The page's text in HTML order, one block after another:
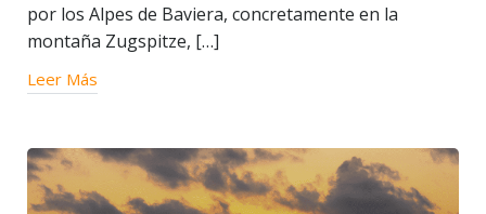
por los Alpes de Baviera, concretamente en la
montaña Zugspitze, […]
Leer Más